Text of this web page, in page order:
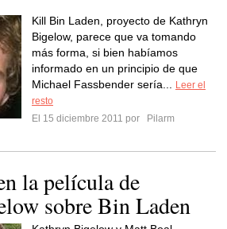
Kill Bin Laden, proyecto de Kathryn
Bigelow, parece que va tomando
más forma, si bien habíamos
informado en un principio de que
Michael Fassbender sería...
Leer el
resto
El 15 diciembre 2011 por
Pilarm
la película de
sobre Bin Laden